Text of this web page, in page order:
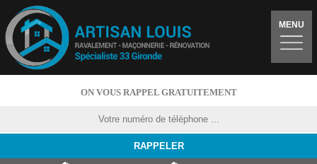
MENU
ON VOUS RAPPEL GRATUITEMENT